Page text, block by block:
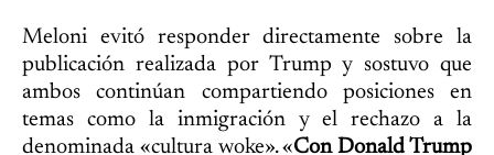
Meloni evitó responder directamente sobre la
publicación realizada por Trump y sostuvo que
ambos continúan compartiendo posiciones en
temas como la inmigración y el rechazo a la
denominada «cultura woke». «Con Donald Trump